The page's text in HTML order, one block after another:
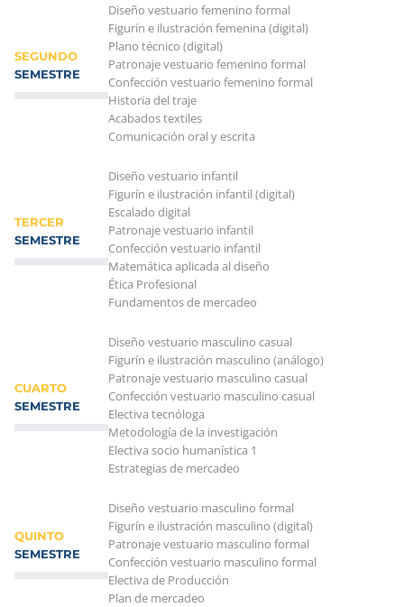
SEGUNDO
SEMESTRE
Diseño vestuario femenino formal
Figurín e ilustración femenina (digital)
Plano técnico (digital)
Patronaje vestuario femenino formal
Confección vestuario femenino formal
Historia del traje
Acabados textiles
Comunicación oral y escrita
TERCER
SEMESTRE
Diseño vestuario infantil
Figurín e ilustración infantil (digital)
Escalado digital
Patronaje vestuario infantil
Confección vestuario infantil
Matemática aplicada al diseño
Ética Profesional
Fundamentos de mercadeo
CUARTO
SEMESTRE
Diseño vestuario masculino casual
Figurín e ilustración masculino (análogo)
Patronaje vestuario masculino casual
Confección vestuario masculino casual
Electiva tecnóloga
Metodología de la investigación
Electiva socio humanística 1
Estrategias de mercadeo
QUINTO
SEMESTRE
Diseño vestuario masculino formal
Figurín e ilustración masculino (digital)
Patronaje vestuario masculino formal
Confección vestuario masculino formal
Electiva de Producción
Plan de mercadeo